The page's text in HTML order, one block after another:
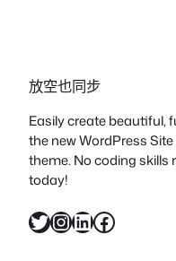
放空也同步
Easily create beautiful,
the new WordPress
theme. No coding skills
today!
X InstagramLinkedIn Facebook